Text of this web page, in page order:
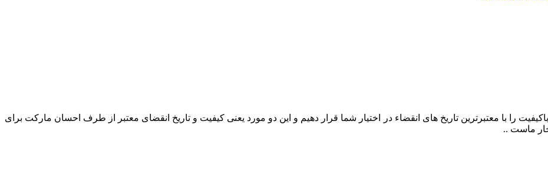
را با معتبرترین تاریخ های انقضاء در اختیار شما قرار دهیم و این دو مورد یعنی کیفیت و تاریخ انقضای معتبر از طرف احسان مارکت برای
ماست ..